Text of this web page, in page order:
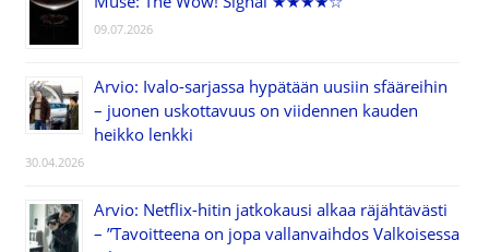
09.07.2026
Arvio: Ivalo-sarjassa hypätään uusiin sfääreihin
– juonen uskottavuus on viidennen kauden
heikko lenkki
30.04.2026
Arvio: Netflix-hitin jatkokausi alkaa räjähtävästi
– ”Tavoitteena on jopa vallanvaihdos Valkoisessa